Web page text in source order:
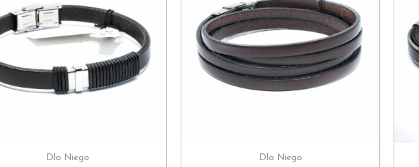
Dla Niego Dla Niego